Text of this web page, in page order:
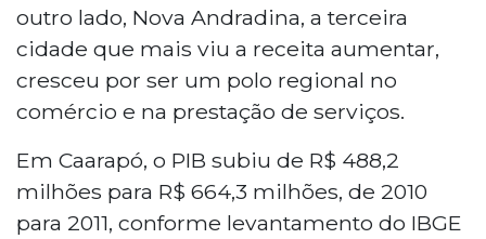
outro lado, Nova Andradina, a terceira
cidade que mais viu a receita aumentar,
cresceu por ser um polo regional no
comércio e na prestação de serviços.
Em Caarapó, o PIB subiu de R$ 488,2
milhões para R$ 664,3 milhões, de 2010
para 2011, conforme levantamento do IBGE